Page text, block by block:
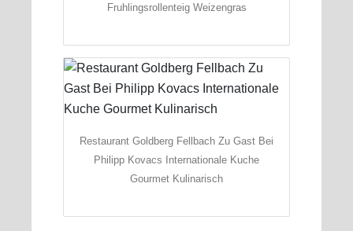
Fruhlingsrollenteig Weizengras
Restaurant Goldberg Fellbach Zu Gast Bei
Philipp Kovacs Internationale Kuche
Gourmet Kulinarisch